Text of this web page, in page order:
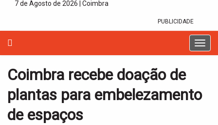
7 de Agosto de 2026 | Coimbra
PUBLICIDADE
T
o
e
Coimbra recebe doação de
plantas para embelezamento
de espaços